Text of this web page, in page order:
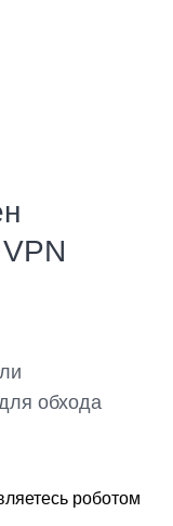
обхода
роботом